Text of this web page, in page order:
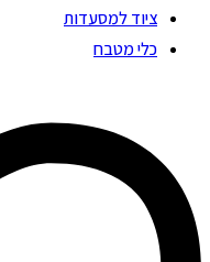
ציוד למסעדות
כלי מטבח